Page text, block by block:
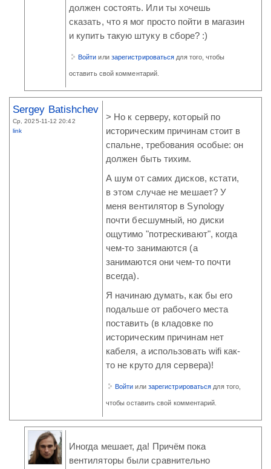
должен состоять. Или ты хочешь
сказать, что я мог просто пойти в магазин
и купить такую штуку в сборе? :)
Войти или зарегистрироваться для того, чтобы
оставить свой комментарий.
Sergey Batishchev
Ср, 2025-11-12 20:42
link
> Но к серверу, который по
историческим причинам стоит в
спальне, требования особые: он
должен быть тихим.
А шум от самих дисков, кстати,
в этом случае не мешает? У
меня вентилятор в Synology
почти бесшумный, но диски
ощутимо "потрескивают", когда
чем-то занимаются (а
занимаются они чем-то почти
всегда).
Я начинаю думать, как бы его
подальше от рабочего места
поставить (в кладовке по
историческим причинам нет
кабеля, а использовать wifi как-
то не круто для сервера)!
Войти или зарегистрироваться для того,
чтобы оставить свой комментарий.
Иногда мешает, да! Причём пока
вентиляторы были сравнительно